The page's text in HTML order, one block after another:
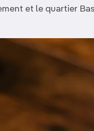
et le quartier